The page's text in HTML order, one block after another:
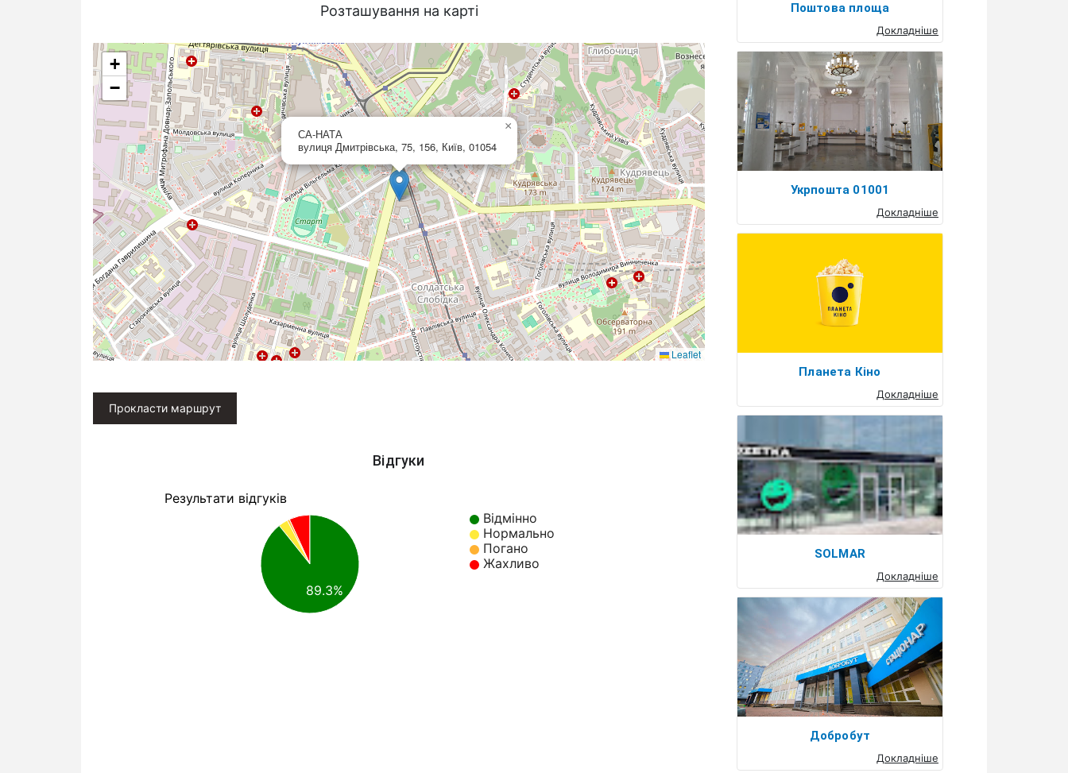
Розташування на карті
СА-НАТА
вулиця Дмитрівська, 75, 156, Київ, 01054
×
+
−
Leaflet
Прокласти маршрут
Відгуки
Результати відгуків
Відмінно
Нормально
Погано
Жахливо
89.3%
Поштова площа
Докладніше
Укрпошта 01001
Докладніше
Планета Кіно
Докладніше
SOLMAR
Докладніше
Добробут
Докладніше